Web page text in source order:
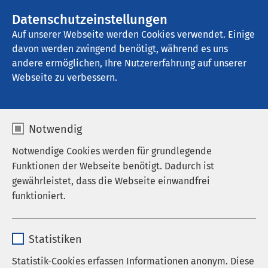
Datenschutzeinstellungen
Auf unserer Webseite werden Cookies verwendet. Einige
davon werden zwingend benötigt, während es uns
andere ermöglichen, Ihre Nutzererfahrung auf unserer
Webseite zu verbessern.
Notwendig
Notwendige Cookies werden für grundlegende
Funktionen der Webseite benötigt. Dadurch ist
gewährleistet, dass die Webseite einwandfrei
funktioniert.
Anbieter sgalinski
Statistiken
Statistik-Cookies erfassen Informationen anonym. Diese
AMEOS Eingliederung Sierksdorf
Datenschutz
Hinweise zum Datenschutz
der AMEOS Gruppe
1. Datenschutz